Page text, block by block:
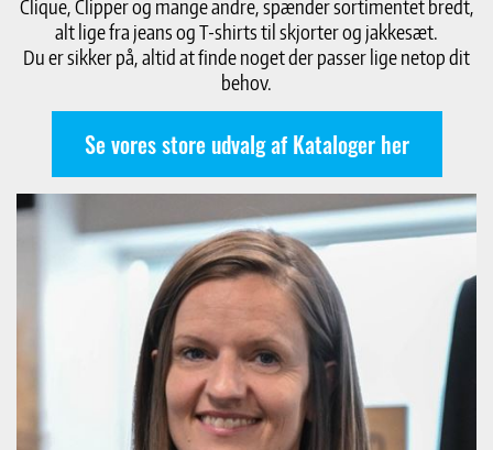
Clique, Clipper og mange andre, spænder sortimentet bredt,
alt lige fra jeans og T-shirts til skjorter og jakkesæt.
Du er sikker på, altid at finde noget der passer lige netop dit
behov.
Se vores store udvalg af Kataloger her